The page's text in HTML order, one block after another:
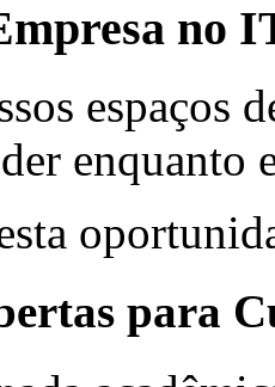
no
espaços
enquanto
para